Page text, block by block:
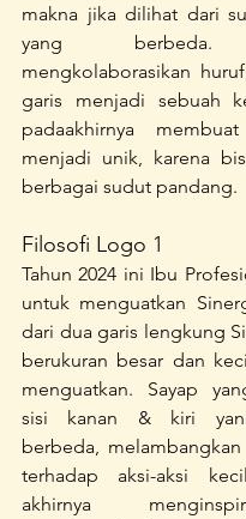
makna jika dilihat dari
yang berbeda.
mengkolaborasikan
garis menjadi sebuah
padaakhirnya
menjadi unik, karena
berbagai sudut pandang.
Filosofi Logo 1
Tahun 2024 ini Ibu
untuk menguatkan
dari dua garis lengkung
berukuran besar dan
menguatkan. Sayap
sisi kanan & kiri
berbeda,
terhadap aksi-aksi
akhirnya